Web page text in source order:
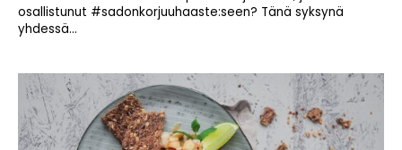
osallistunut #sadonkorjuuhaaste:seen? Tänä syksynä
yhdessä...